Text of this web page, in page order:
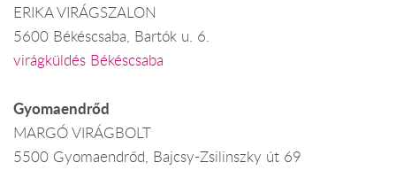
ERIKA VIRÁGSZALON
5600 Békéscsaba, Bartók u. 6.
virágküldés Békéscsaba
Gyomaendrőd
MARGÓ VIRÁGBOLT
5500 Gyomaendrőd, Bajcsy-Zsilinszky út 69